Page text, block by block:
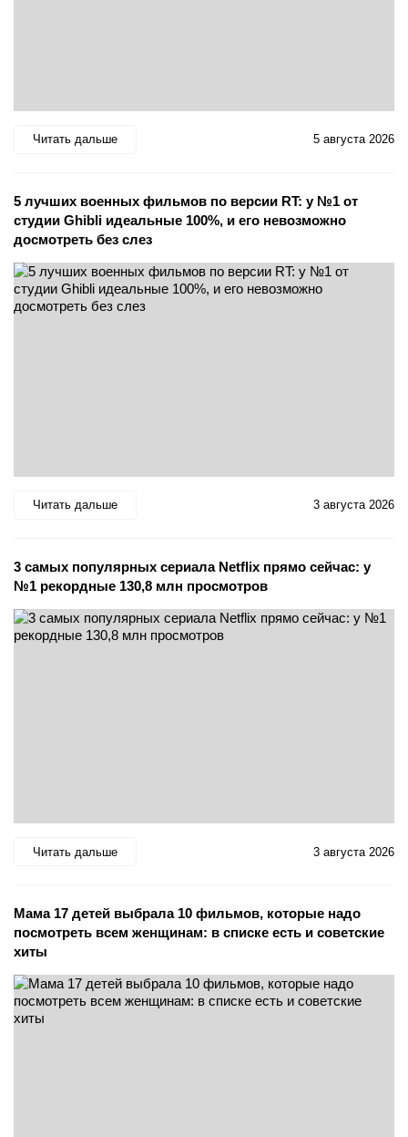
Читать дальше 5 августа 2026
5 лучших военных фильмов по версии RT: у №1 от
студии Ghibli идеальные 100%, и его невозможно
досмотреть без слез
Читать дальше 3 августа 2026
3 самых популярных сериала Netflix прямо сейчас: у
№1 рекордные 130,8 млн просмотров
Читать дальше 3 августа 2026
Мама 17 детей выбрала 10 фильмов, которые надо
посмотреть всем женщинам: в списке есть и советские
хиты